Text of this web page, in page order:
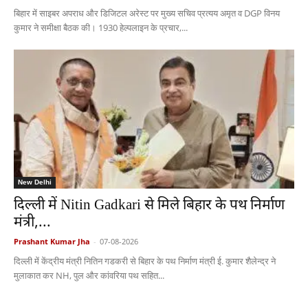
बिहार में साइबर अपराध और डिजिटल अरेस्ट पर मुख्य सचिव प्रत्यय अमृत व DGP विनय
कुमार ने समीक्षा बैठक की। 1930 हेल्पलाइन के प्रचार,...
New Delhi
दिल्ली में Nitin Gadkari से मिले बिहार के पथ निर्माण
मंत्री,...
Prashant Kumar Jha - 07-08-2026
दिल्ली में केंद्रीय मंत्री नितिन गडकरी से बिहार के पथ निर्माण मंत्री ई. कुमार शैलेन्द्र ने
मुलाकात कर NH, पुल और कांवरिया पथ सहित...